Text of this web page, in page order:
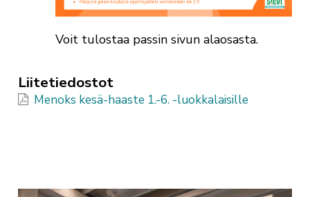
Voit tulostaa passin sivun alaosasta.
Liitetiedostot
Menoks kesä-haaste 1.-6. -luokkalaisille